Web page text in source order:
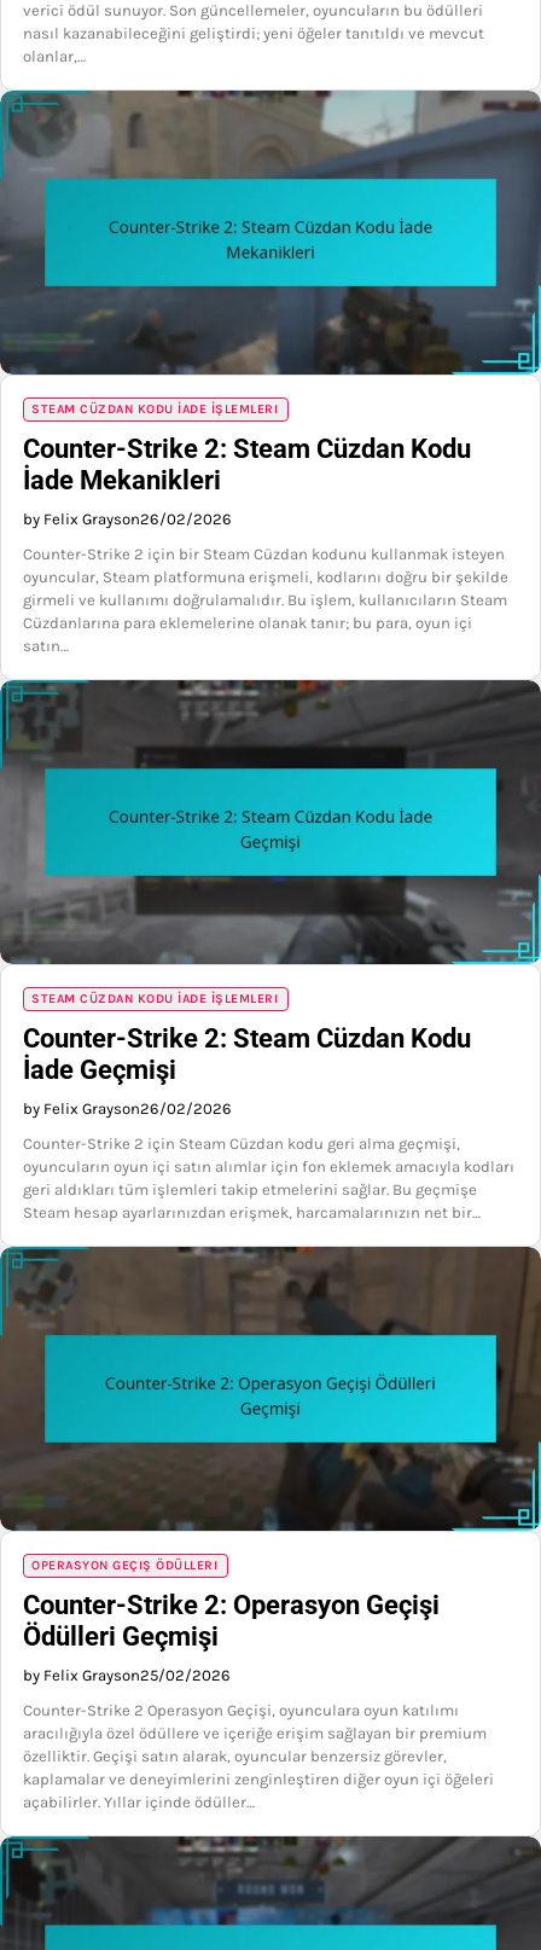
verici ödül sunuyor. Son güncellemeler, oyuncuların bu ödülleri
nasıl kazanabileceğini geliştirdi; yeni öğeler tanıtıldı ve mevcut
olanlar,…
STEAM CÜZDAN KODU İADE İŞLEMLERI
Counter-Strike 2: Steam Cüzdan Kodu
İade Mekanikleri
by Felix Grayson26/02/2026
Counter-Strike 2 için bir Steam Cüzdan kodunu kullanmak isteyen
oyuncular, Steam platformuna erişmeli, kodlarını doğru bir şekilde
girmeli ve kullanımı doğrulamalıdır. Bu işlem, kullanıcıların Steam
Cüzdanlarına para eklemelerine olanak tanır; bu para, oyun içi
satın…
STEAM CÜZDAN KODU İADE İŞLEMLERI
Counter-Strike 2: Steam Cüzdan Kodu
İade Geçmişi
by Felix Grayson26/02/2026
Counter-Strike 2 için Steam Cüzdan kodu geri alma geçmişi,
oyuncuların oyun içi satın alımlar için fon eklemek amacıyla kodları
geri aldıkları tüm işlemleri takip etmelerini sağlar. Bu geçmişe
Steam hesap ayarlarınızdan erişmek, harcamalarınızın net bir…
OPERASYON GEÇIŞ ÖDÜLLERI
Counter-Strike 2: Operasyon Geçişi
Ödülleri Geçmişi
by Felix Grayson25/02/2026
Counter-Strike 2 Operasyon Geçişi, oyunculara oyun katılımı
aracılığıyla özel ödüllere ve içeriğe erişim sağlayan bir premium
özelliktir. Geçişi satın alarak, oyuncular benzersiz görevler,
kaplamalar ve deneyimlerini zenginleştiren diğer oyun içi öğeleri
açabilirler. Yıllar içinde ödüller…